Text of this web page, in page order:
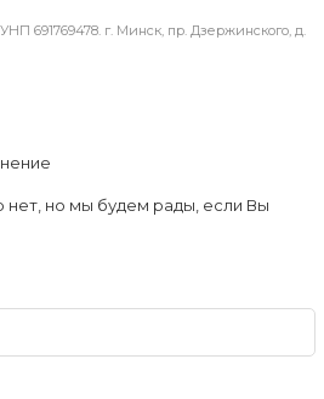
691769478. г. Минск, пр. Дзержинского, д.
нет, но мы будем рады, если Вы